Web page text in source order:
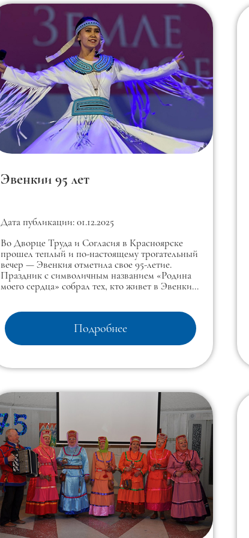
Эвенкии 95 лет
Дата публикации: 01.12.2025
Во Дворце Труда и Согласия в Красноярске
прошел теплый и по-настоящему трогательный
вечер — Эвенкия отметила свое 95-летие.
Праздник с символичным названием «Родина
моего сердца» собрал тех, кто живет в Эвенкии
Подробнее